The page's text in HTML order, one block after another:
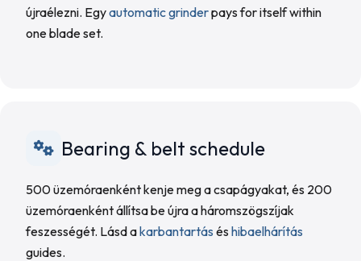
újraélezni. Egyautomatic grinderpays for itself within
one blade set.
Bearing & belt schedule
500 üzemóraenként kenje meg a csapágyakat, és 200
üzemóraenként állítsa be újra a háromszögszíjak
feszességét. Lásd akarbantartás és hibaelhárítás
guides.